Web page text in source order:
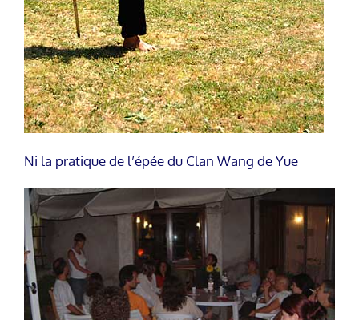
Ni la pratique de l’épée du Clan Wang de Yue